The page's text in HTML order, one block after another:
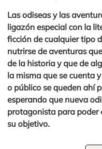
Las odiseas y las
ligazón especial con la
ficción de cualquier tipo
nutrirse de aventuras
de la historia y que de
la misma que se cuenta
o público se queden ahí
esperando que nueva
protagonista para poder
su objetivo.